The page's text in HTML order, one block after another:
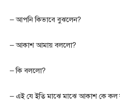
– আপনি কিভাবে বুঝলেন?
– আকাশ আমায় বললো?
– কি বললো?
– এই যে ইতি মাঝে মাঝে আকাশ কে